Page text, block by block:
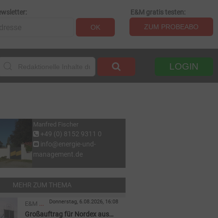
OK
E&M gratis testen:
ZUM PROBEABO
LOGIN
Manfred Fischer
+49 (0) 8152 9311 0
info@energie-und-
management.de
MEHR ZUM THEMA
E&M Donnerstag, 6.08.2026, 16:08
Großauftrag für Nordex aus